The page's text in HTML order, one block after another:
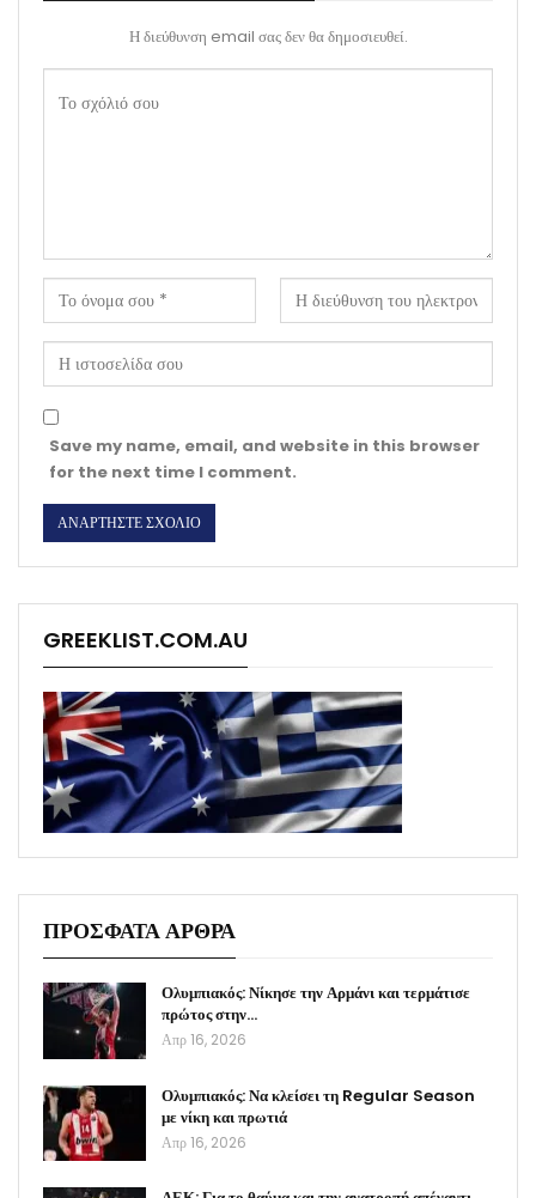
Η διεύθυνση email σας δεν θα δημοσιευθεί.
Save my name, email, and website in this browser
for the next time I comment.
GREEKLIST.COM.AU
ΠΡΟΣΦΑΤΑ ΑΡΘΡΑ
Ολυμπιακός: Νίκησε την Αρμάνι και τερμάτισε
πρώτος στην…
Απρ 16, 2026
Ολυμπιακός: Να κλείσει τη Regular Season
με νίκη και πρωτιά
Απρ 16, 2026